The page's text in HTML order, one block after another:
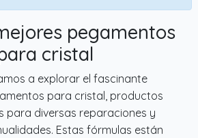
pegamentos
cristal
a explorar el fascinante
para cristal, productos
para diversas reparaciones y
Estas fórmulas están